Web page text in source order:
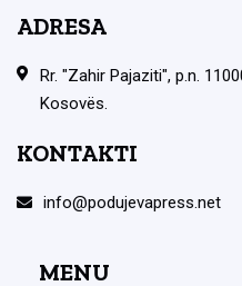
ADRESA
Rr. "Zahir Pajaziti", p.n.
Kosovës.
KONTAKTI
info@podujevapress.net
MENU